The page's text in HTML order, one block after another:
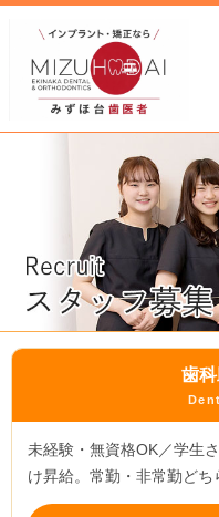
歯科
未経験・無資格OK／学生
け昇給。常勤・非常勤どち